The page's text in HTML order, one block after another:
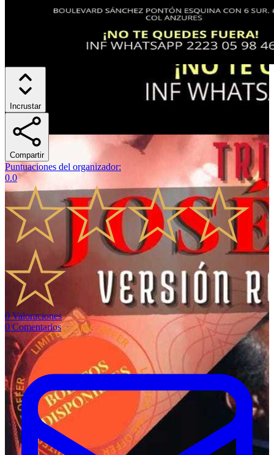
Incrustar
Compartir
Puntuaciones del organizador:
0.0
0 Valoraciones
0 Comentarios